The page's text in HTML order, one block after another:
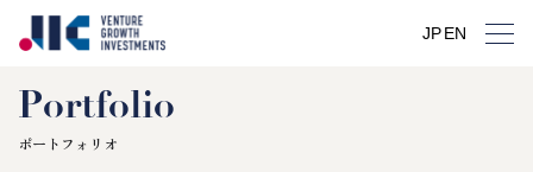
JPEN
Portfolio
ポートフォリオ